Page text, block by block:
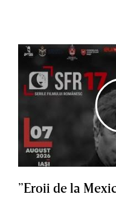
”Eroii de la